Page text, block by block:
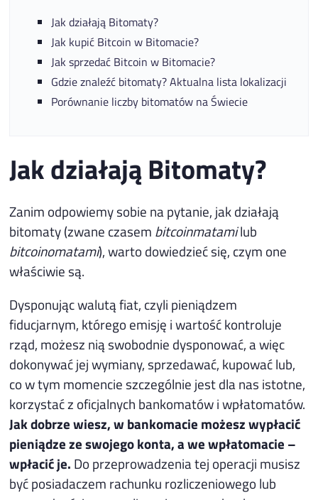
Jak działają Bitomaty?
Jak kupić Bitcoin w Bitomacie?
Jak sprzedać Bitcoin w Bitomacie?
Gdzie znaleźć bitomaty? Aktualna lista lokalizacji
Porównanie liczby bitomatów na Świecie
Jak działają Bitomaty?
Zanim odpowiemy sobie na pytanie, jak działają
bitomaty (zwane czasem bitcoinmatamilub
bitcoinomatami), warto dowiedzieć się, czym one
właściwie są.
Dysponując walutą fiat, czyli pieniądzem
fiducjarnym, którego emisję i wartość kontroluje
rząd, możesz nią swobodnie dysponować, a więc
dokonywać jej wymiany, sprzedawać, kupować lub,
co w tym momencie szczególnie jest dla nas istotne,
korzystać z oficjalnych bankomatów i wpłatomatów.
Jak dobrze wiesz, w bankomacie możesz wypłacić
pieniądze ze swojego konta, a we wpłatomacie –
wpłacić je. Do przeprowadzenia tej operacji musisz
być posiadaczem rachunku rozliczeniowego lub